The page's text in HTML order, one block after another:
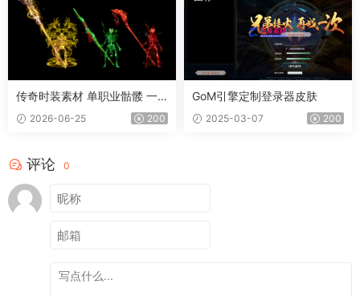
传奇时装素材 单职业骷髅 一
体时装
2026-06-25 200
GoM引擎定制登录器皮肤
2025-03-07 200
评论 0